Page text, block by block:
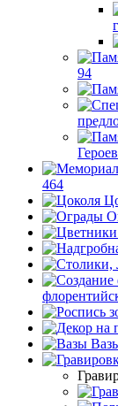
94
464